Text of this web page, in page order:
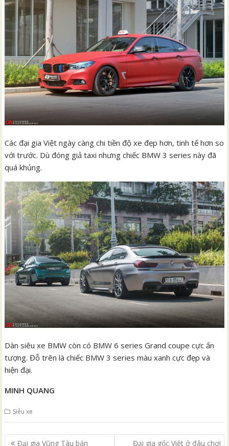
Các đại gia Việt ngày càng chi tiền độ xe đẹp hơn, tinh tế hơn so
với trước. Dù đóng giả taxi nhưng chiếc BMW 3 series này đã
quá khủng.
Dàn siêu xe BMW còn có BMW 6 series Grand coupe cực ấn
tượng. Đỗ trên là chiếc BMW 3 series màu xanh cực đẹp và
hiện đại.
MINH QUANG
Siêu xe
Điều
Đại gia Vũng Tàu bán Đại gia gốc Việt ở đâu chơi